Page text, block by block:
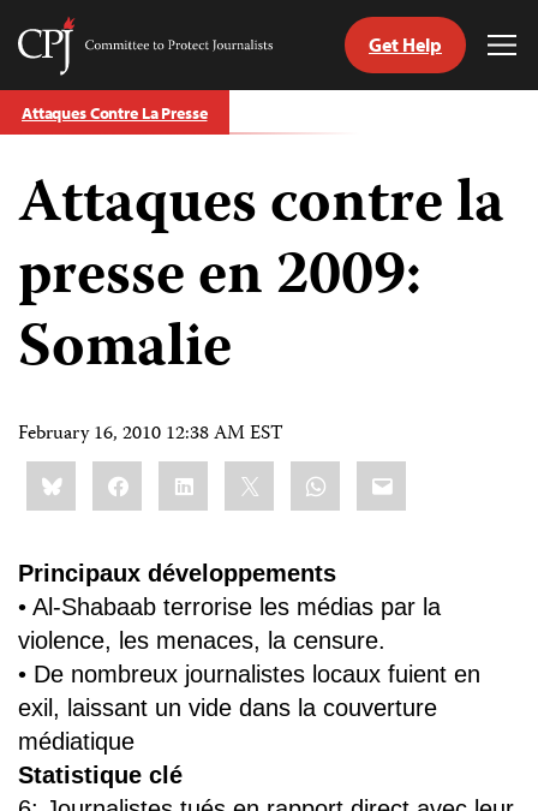
Skip
to
Committee
Protect
Journalists
Get Help
Attaques Contre La Presse
Attaques contre la
presse en 2009:
Somalie
February 16, 2010 12:38 AM EST
Share
this:BlueskyFacebookLinkedIn WhatsApp
Email
Principaux développements
• Al-Shabaab terrorise les médias par la
violence, les menaces, la censure.
• De nombreux journalistes locaux fuient en
exil, laissant un vide dans la couverture
médiatique
Statistique clé